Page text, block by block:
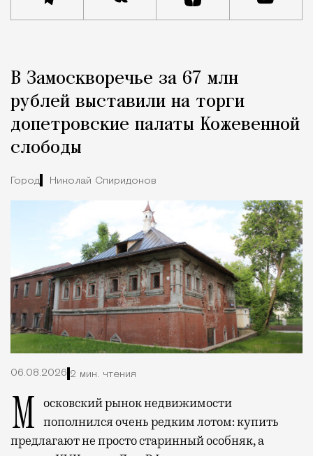
Город
В Замоскворечье за 67 млн
рублей выставили на торги
допетровские палаты Кожевенной
слободы
Город Николай Спиридонов
06.08.2026 2 мин. чтения
Московский рынок недвижимости пополнился очень редким лотом: купить
предлагают не просто старинный особняк, а